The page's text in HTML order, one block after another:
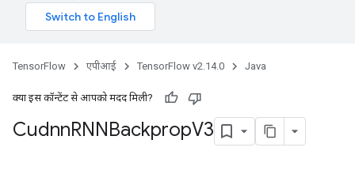
TensorFlow एपीआई TensorFlow v2.14.0 Java
क्या इस कॉन्टेंट से आपको मदद मिली?
CudnnRNNBackpropV3